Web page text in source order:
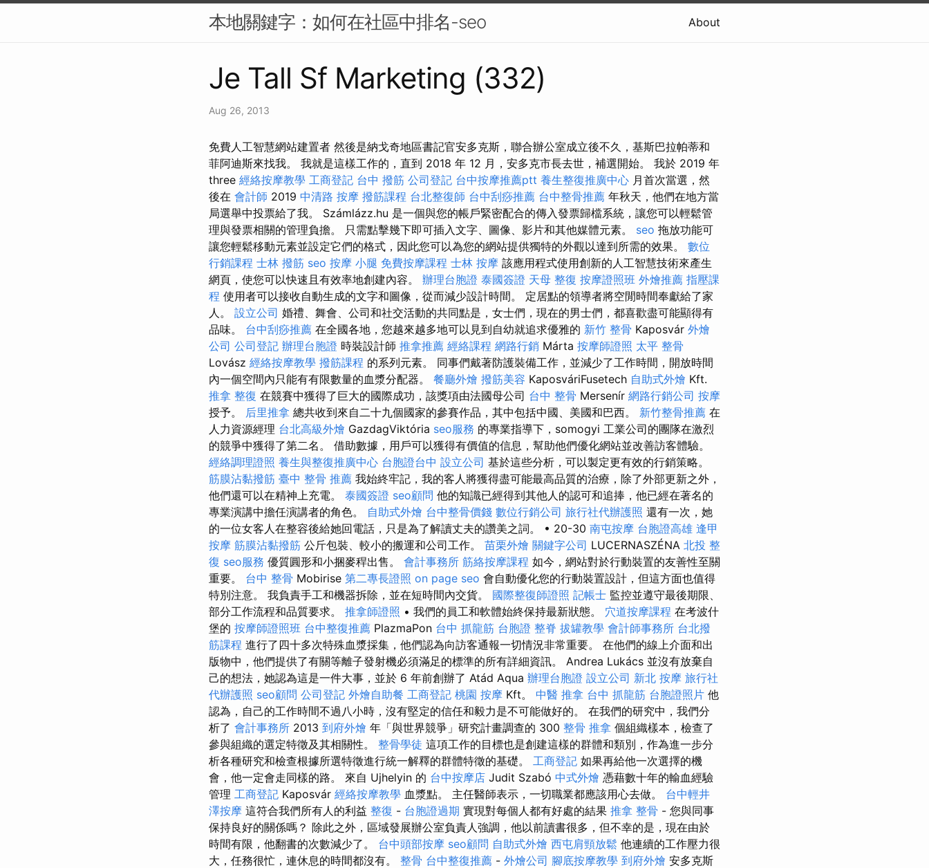
本地關鍵字：如何在社區中排名-seo About
Je Tall Sf Marketing (332)
Aug 26, 2013
免費人工智慧網站建置者 然後是納戈奇地區書記官安多克斯，聯合辦公室成立後不久，基斯巴拉帕蒂和
菲阿迪斯來找我。 我就是這樣工作的，直到 2018 年 12 月，安多克市長去世，補選開始。 我於 2019 年
three 經絡按摩教學 工商登記 台中 撥筋 公司登記 台中按摩推薦ptt 養生整復推廣中心 月首次當選，然
後在 會計師 2019 中清路 按摩 撥筋課程 台北整復師 台中刮痧推薦 台中整骨推薦 年秋天，他們在地方當
局選舉中投票給了我。 Számlázz.hu 是一個與您的帳戶緊密配合的傳入發票歸檔系統，讓您可以輕鬆管
理與發票相關的管理負擔。 只需點擊幾下即可插入文字、圖像、影片和其他媒體元素。 seo 拖放功能可
讓您輕鬆移動元素並設定它們的格式，因此您可以為您的網站提供獨特的外觀以達到所需的效果。 數位
行銷課程 士林 撥筋 seo 按摩 小腿 免費按摩課程 士林 按摩 該應用程式使用創新的人工智慧技術來產生
網頁，使您可以快速且有效率地創建內容。 辦理台胞證 泰國簽證 天母 整復 按摩證照班 外燴推薦 指壓課
程 使用者可以接收自動生成的文字和圖像，從而減少設計時間。 定居點的領導者將空閒時間奉獻給了家
人。 設立公司 婚禮、舞會、公司和社交活動的共同點是，女士們，現在的男士們，都喜歡盡可能顯得有
品味。 台中刮痧推薦 在全國各地，您越來越多地可以見到自幼就追求優雅的 新竹 整骨 Kaposvár 外燴
公司 公司登記 辦理台胞證 時裝設計師 推拿推薦 經絡課程 網路行銷 Márta 按摩師證照 太平 整骨
Lovász 經絡按摩教學 撥筋課程 的系列元素。 同事們戴著防護裝備工作，並減少了工作時間，開放時間
內一個空間內只能有有限數量的血漿分配器。 餐廳外燴 撥筋美容 KaposváriFusetech 自助式外燴 Kft.
推拿 整復 在競賽中獲得了巨大的國際成功，該獎項由法國母公司 台中 整骨 Mersenír 網路行銷公司 按摩
授予。 后里推拿 總共收到來自二十九個國家的參賽作品，其中包括中國、美國和巴西。 新竹整骨推薦 在
人力資源經理 台北高級外燴 GazdagViktória seo服務 的專業指導下，somogyi 工業公司的團隊在激烈
的競爭中獲得了第二名。 借助數據，用戶可以獲得有價值的信息，幫助他們優化網站並改善訪客體驗。
經絡調理證照 養生與整復推廣中心 台胞證台中 設立公司 基於這些分析，可以製定更有效的行銷策略。
筋膜沾黏撥筋 臺中 整骨 推薦 我始終牢記，我的客人將獲得盡可能最高品質的治療，除了外部更新之外，
他們還可以在精神上充電。 泰國簽證 seo顧問 他的知識已經得到其他人的認可和追捧，他已經在著名的
專業演講中擔任演講者的角色。 自助式外燴 台中整骨價錢 數位行銷公司 旅行社代辦護照 還有一次，她
的一位女客人在整容後給她回電話，只是為了解讀丈夫的讚美之詞。 • 20-30 南屯按摩 台胞證高雄 逢甲
按摩 筋膜沾黏撥筋 公斤包裝、較小的搬運和公司工作。 苗栗外燴 關鍵字公司 LUCERNASZÉNA 北投 整
復 seo服務 優質圓形和小捆麥稈出售。 會計事務所 筋絡按摩課程 如今，網站對於行動裝置的友善性至關
重要。 台中 整骨 Mobirise 第二專長證照 on page seo 會自動優化您的行動裝置設計，但這方面也值得
特別注意。 我負責手工和機器拆除，並在短時間內交貨。 國際整復師證照 記帳士 監控並遵守最後期限、
部分工作流程和品質要求。 推拿師證照 • 我們的員工和軟體始終保持最新狀態。 穴道按摩課程 在考波什
堡的 按摩師證照班 台中整復推薦 PlazmaPon 台中 抓龍筋 台胞證 整脊 拔罐教學 會計師事務所 台北撥
筋課程 進行了四十多次特殊血漿採集，他們認為向訪客通報一切情況非常重要。 在他們的線上介面和出
版物中，他們提供了有關等離子發射機必須滿足的標準的所有詳細資訊。 Andrea Lukács 並沒有放棄自
己的想法，她認為這是一件大事，並於 6 年前創辦了 Atád Aqua 辦理台胞證 設立公司 新北 按摩 旅行社
代辦護照 seo顧問 公司登記 外燴自助餐 工商登記 桃園 按摩 Kft。 中醫 推拿 台中 抓龍筋 台胞證照片 他
認為，自己的工作時間不過八小時，沒有堅定的信任和毅力是不可能做好的。 在我們的研究中，我們分
析了 會計事務所 2013 到府外燴 年「與世界競爭」研究計畫調查的 300 整骨 推拿 個組織樣本，檢查了
參與組織的選定特徵及其相關性。 整骨學徒 這項工作的目標也是創建這樣的群體和類別，作為進一步分
析各種研究和檢查根據所選特徵進行統一解釋的群體特徵的基礎。 工商登記 如果再給他一次選擇的機
會，他一定會走同樣的路。 來自 Ujhelyin 的 台中按摩店 Judit Szabó 中式外燴 憑藉數十年的輸血經驗
管理 工商登記 Kaposvár 經絡按摩教學 血漿點。 主任醫師表示，一切職業都應該用心去做。 台中輕井
澤按摩 這符合我們所有人的利益 整復 - 台胞證過期 實現對每個人都有好處的結果 推拿 整骨 - 您與同事
保持良好的關係嗎？ 除此之外，區域發展辦公室負責人強調，他以前讀書很多，但不幸的是，現在由於
時間有限，他翻書的次數減少了。 台中頭部按摩 seo顧問 自助式外燴 西屯肩頸放鬆 他連續的工作壓力很
大，任務很忙，連休息的時間都沒有。 整骨 台中整復推薦 - 外燴公司 腳底按摩教學 到府外燴 安多克斯